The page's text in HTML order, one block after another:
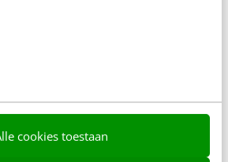
cookies toestaan